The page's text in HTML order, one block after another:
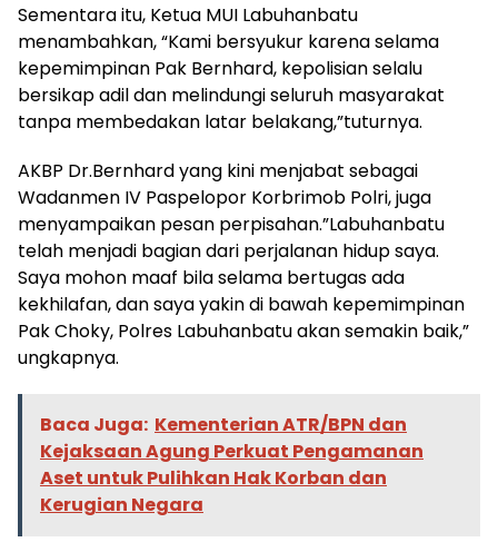
Sementara itu, Ketua MUI Labuhanbatu
menambahkan, “Kami bersyukur karena selama
kepemimpinan Pak Bernhard, kepolisian selalu
bersikap adil dan melindungi seluruh masyarakat
tanpa membedakan latar belakang,”tuturnya.
AKBP Dr.Bernhard yang kini menjabat sebagai
Wadanmen IV Paspelopor Korbrimob Polri, juga
menyampaikan pesan perpisahan.”Labuhanbatu
telah menjadi bagian dari perjalanan hidup saya.
Saya mohon maaf bila selama bertugas ada
kekhilafan, dan saya yakin di bawah kepemimpinan
Pak Choky, Polres Labuhanbatu akan semakin baik,”
ungkapnya.
Baca Juga: Kementerian ATR/BPN dan
Kejaksaan Agung Perkuat Pengamanan
Aset untuk Pulihkan Hak Korban dan
Kerugian Negara